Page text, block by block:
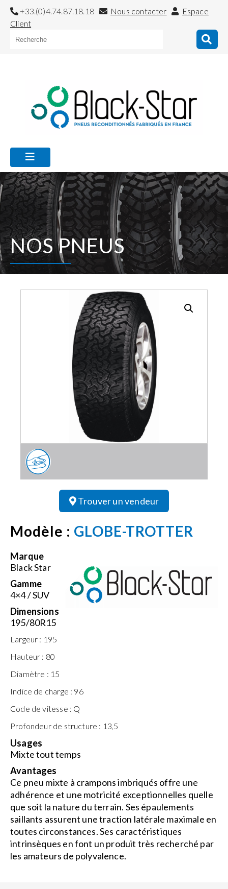
+33.(0)4.74.87.18.18 Nous contacter
Espace
Client
NOS PNEUS
Trouver un vendeur
Modèle : GLOBE-TROTTER
Marque
Black Star
Gamme
4×4 / SUV
Dimensions
195/80R15
Largeur : 195
Hauteur : 80
Diamètre : 15
Indice de charge : 96
Code de vitesse : Q
Profondeur de structure : 13,5
Usages
Mixte tout temps
Avantages
Ce pneu mixte à crampons imbriqués offre une
adhérence et une motricité exceptionnelles quelle
que soit la nature du terrain. Ses épaulements
saillants assurent une traction latérale maximale en
toutes circonstances. Ses caractéristiques
intrinsèques en font un produit très recherché par
les amateurs de polyvalence.